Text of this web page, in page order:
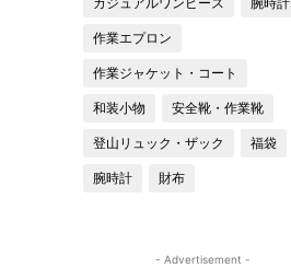
作業エプロン
作業ジャケット・コート
和装小物 安全靴・作業靴
登山リュック・ザック 福袋
腕時計 財布
- Advertisement -